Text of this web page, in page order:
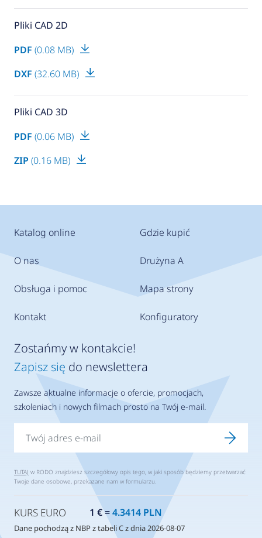
Pliki CAD 2D
PDF (0.08 MB)
DXF (32.60 MB)
Pliki CAD 3D
PDF (0.06 MB)
ZIP (0.16 MB)
Katalog online
O nas
Obsługa i pomoc
Kontakt
Gdzie kupić
Drużyna A
Mapa strony
Konfiguratory
Zostańmy w kontakcie!
Zapisz się do newslettera
Zawsze aktualne informacje o ofercie, promocjach,
szkoleniach i nowych filmach prosto na Twój e-mail.
TUTAJ w RODO znajdziesz szczegółowy opis tego, w jaki sposób będziemy przetwarzać
Twoje dane osobowe, przekazane nam w formularzu.
KURS EURO 1 € =4.3414 PLN
Dane pochodzą z NBP z tabeli C z dnia 2026-08-07